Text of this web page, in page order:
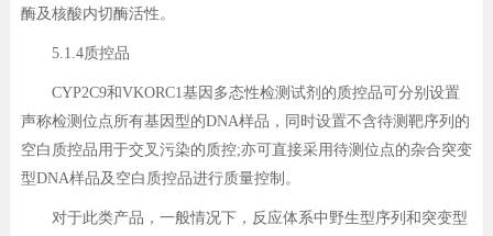
酶及核酸内切酶活性。
5.1.4质控品
CYP2C9和VKORC1基因多态性检测试剂的质控品可分别设置
声称检测位点所有基因型的DNA样品，同时设置不含待测靶序列的
空白质控品用于交叉污染的质控;亦可直接采用待测位点的杂合突变
型DNA样品及空白质控品进行质量控制。
对于此类产品，一般情况下，反应体系中野生型序列和突变型